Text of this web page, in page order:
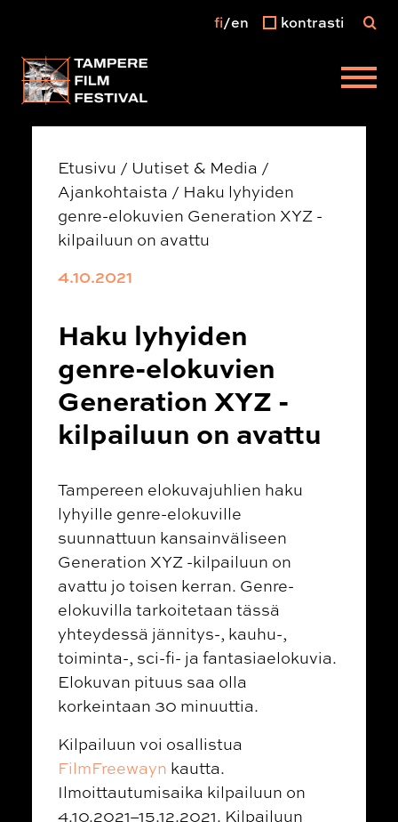
Päävalikko
fi en kontrasti
Etusivu / Uutiset & Media /
Ajankohtaista / Haku lyhyiden
genre-elokuvien Generation XYZ -
kilpailuun on avattu
4.10.2021
Haku lyhyiden
genre-elokuvien
Generation XYZ -
kilpailuun on avattu
Tampereen elokuvajuhlien haku
lyhyille genre-elokuville
suunnattuun kansainväliseen
Generation XYZ -kilpailuun on
avattu jo toisen kerran. Genre-
elokuvilla tarkoitetaan tässä
yhteydessä jännitys-, kauhu-,
toiminta-, sci-fi- ja fantasiaelokuvia.
Elokuvan pituus saa olla
korkeintaan 30 minuuttia.
Kilpailuun voi osallistua
FilmFreewayn kautta.
Ilmoittautumisaika kilpailuun on
4.10.2021–15.12.2021. Kilpailuun